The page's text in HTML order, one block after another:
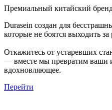
Премиальный китайский
Durasein создан для
которые не боятся выходить
Откажитесь от устаревших
— вместе мы превратим ваши
вдохновляющее.
Перейти